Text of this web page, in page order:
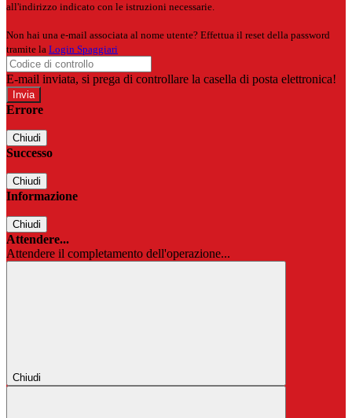
all'indirizzo indicato con le istruzioni necessarie.
Non hai una e-mail associata al nome utente? Effettua il reset della password
tramite la Login Spaggiari
E-mail inviata, si prega di controllare la casella di posta elettronica!
Errore
Chiudi
Successo
Chiudi
Informazione
Chiudi
Attendere...
Attendere il completamento dell'operazione...
Chiudi